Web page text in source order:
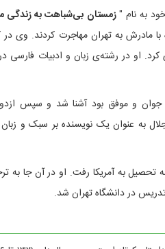
به نام "زمستان بی‌شباهت به زندگی
به تهران مهاجرت کردند. وی در
او در رشته‌ی زبان و ادبیات فارسی
جوان و موفق بود آشنا شد و سپس
به عنوان یک نویسنده بر سبک و زبان
تحصیل به آمریکا رفت. او در آن جا به
در دانشگاه تهران شد.